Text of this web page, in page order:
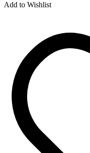
Add to Wishlist